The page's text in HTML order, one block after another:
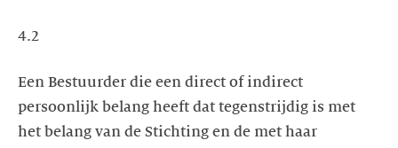
4.2
Een Bestuurder die een direct of indirect
persoonlijk belang heeft dat tegenstrijdig is met
het belang van de Stichting en de met haar